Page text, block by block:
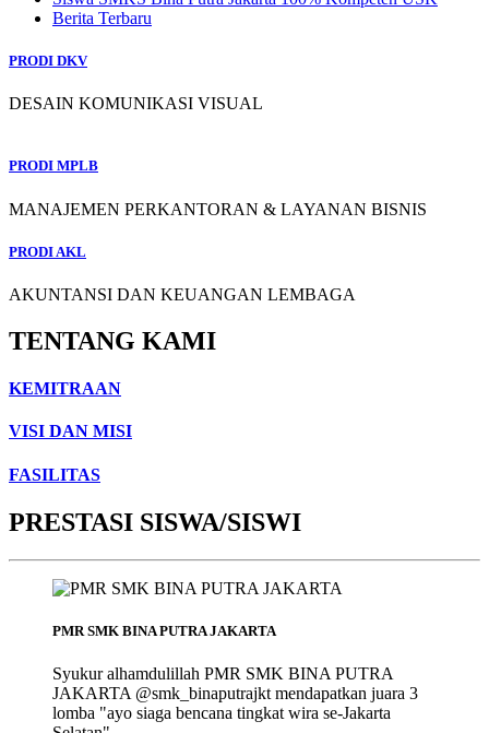
Berita Terbaru
PRODI DKV
DESAIN KOMUNIKASI VISUAL
PRODI MPLB
MANAJEMEN PERKANTORAN & LAYANAN BISNIS
PRODI AKL
AKUNTANSI DAN KEUANGAN LEMBAGA
TENTANG KAMI
KEMITRAAN
VISI DAN MISI
FASILITAS
PRESTASI SISWA/SISWI
PMR SMK BINA PUTRA JAKARTA
Syukur alhamdulillah PMR SMK BINA PUTRA
JAKARTA @smk_binaputrajkt mendapatkan juara 3
lomba "ayo siaga bencana tingkat wira se-Jakarta